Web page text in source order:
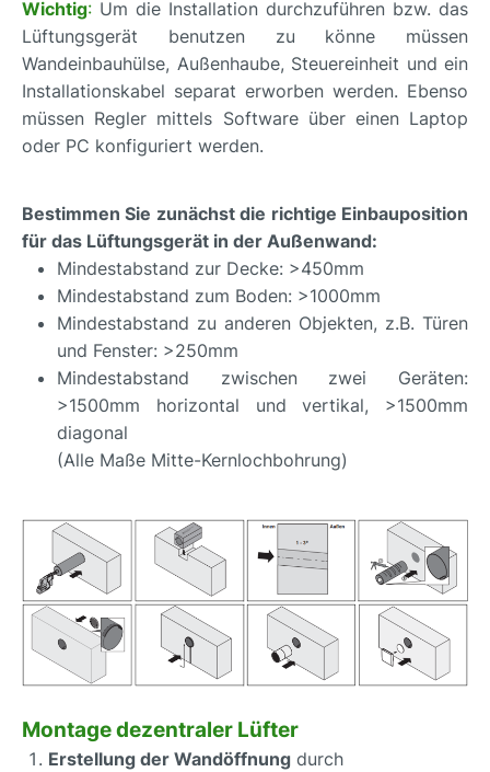
Wichtig: Um die Installation durchzuführen bzw. das
Lüftungsgerät benutzen zu könne müssen
Wandeinbauhülse, Außenhaube, Steuereinheit und ein
Installationskabel separat erworben werden. Ebenso
müssen Regler mittels Software über einen Laptop
oder PC konfiguriert werden.
Bestimmen Sie zunächst die richtige Einbauposition
für das Lüftungsgerät in der Außenwand:
Mindestabstand zur Decke: >450mm
Mindestabstand zum Boden: >1000mm
Mindestabstand zu anderen Objekten, z.B. Türen
und Fenster: >250mm
Mindestabstand zwischen zwei Geräten:
>1500mm horizontal und vertikal, >1500mm
diagonal
(Alle Maße Mitte-Kernlochbohrung)
Montage dezentraler Lüfter
Erstellung der Wandöffnung durch